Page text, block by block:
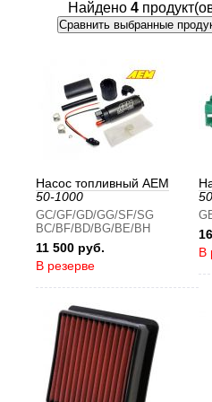
Найдено 4
Насос топливный AEM
50-1000
GC/GF/GD/GG/SF/SG
BC/BF/BD/BG/BE/BH
11 500 руб.
В резерве
В